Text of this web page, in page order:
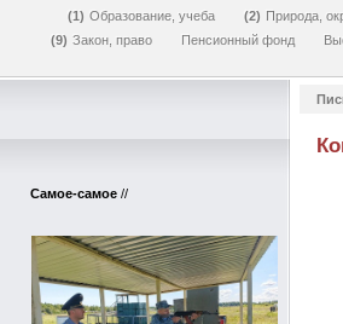
1
Образование, учеба 2 Природа,
9
Закон, право Пенсионный фонд
Самое-самое //